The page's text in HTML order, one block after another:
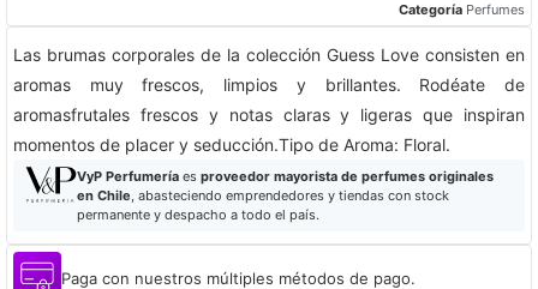
Categoría Perfumes
Las brumas corporales de la colección Guess Love consisten en
aromas muy frescos, limpios y brillantes. Rodéate de
aromasfrutales frescos y notas claras y ligeras que inspiran
momentos de placer y seducción.Tipo de Aroma: Floral.
VyP Perfumeríaes proveedor mayorista de perfumes originales
en Chile, abasteciendo emprendedores y tiendas con stock
permanente y despacho a todo el país.
Paga con nuestros múltiples métodos de pago.